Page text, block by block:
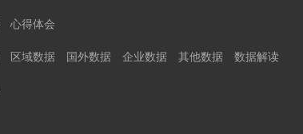
心得体会
区域数据 国外数据 企业数据 其他数据 数据解读